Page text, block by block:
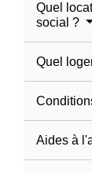
Quel
social ?
Quel
Aides à